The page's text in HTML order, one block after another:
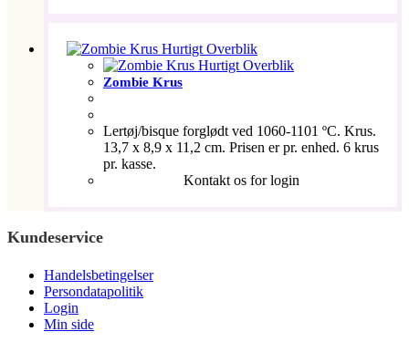
Hurtigt Overblik
Hurtigt Overblik
Zombie Krus
Lertøj/bisque forglødt ved 1060-1101 ºC. Krus.
13,7 x 8,9 x 11,2 cm. Prisen er pr. enhed. 6 krus
pr. kasse.
Kontakt os for login
Kundeservice
Handelsbetingelser
Persondatapolitik
Login
Min side